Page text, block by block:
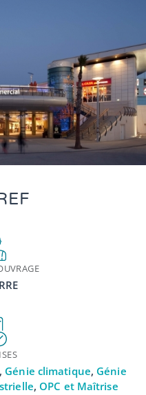
, Génie climatique, Génie
, OPC et Maîtrise